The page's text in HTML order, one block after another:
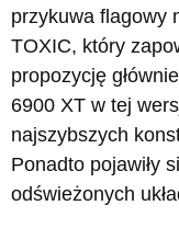
przykuwa flagowy
TOXIC, który
propozycję
6900 XT w tej
najszybszych
Ponadto pojawiły
odświeżonych